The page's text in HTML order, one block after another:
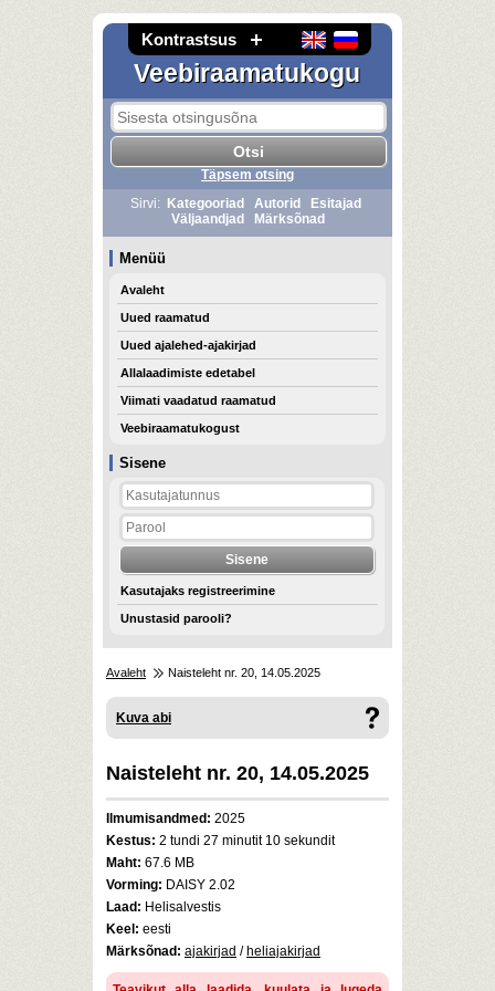
Kontrastsus
Veebiraamatukogu
Sisene
Kasutajaks registreerimine
Unustasid parooli?
Täpsem otsing
Sirvi:
Kategooriad Autorid
Esitajad
Väljaandjad
Märksõnad
Menüü
Avaleht
Uued raamatud
Uued ajalehed-ajakirjad
Allalaadimiste edetabel
Viimati vaadatud raamatud
Veebiraamatukogust
Avaleht Naisteleht nr. 20, 14.05.2025
Kuva abi
Naisteleht nr. 20, 14.05.2025
Ilmumisandmed: 2025
Kestus: 2 tundi 27 minutit 10 sekundit
Maht: 67.6 MB
Vorming: DAISY 2.02
Laad: Helisalvestis
Keel: eesti
Märksõnad: ajakirjad / heliajakirjad